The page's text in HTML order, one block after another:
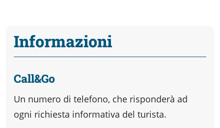
Informazioni
Call&Go
Un numero di telefono, che risponderà ad
ogni richiesta informativa del turista.